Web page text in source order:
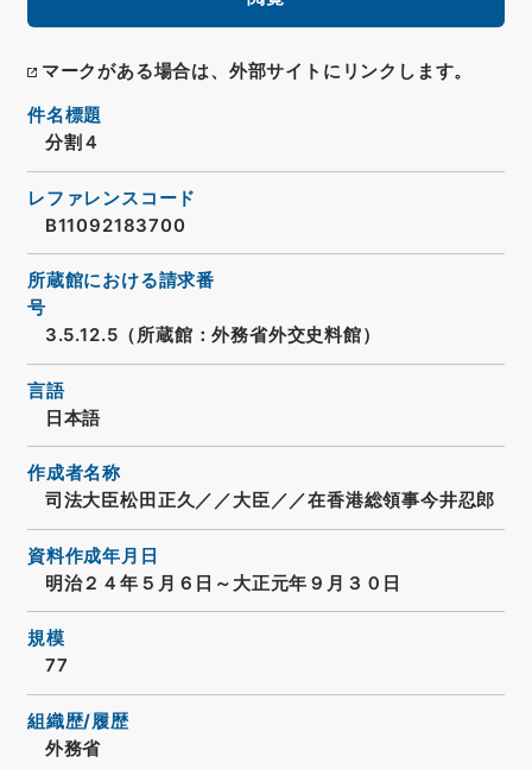
マークがある場合は、外部サイトにリンクします。
件名標題
分割４
レファレンスコード
B11092183700
所蔵館における請求番
号
3.5.12.5（所蔵館：外務省外交史料館）
言語
日本語
作成者名称
司法大臣松田正久／／大臣／／在香港総領事今井忍郎
資料作成年月日
明治２４年５月６日～大正元年９月３０日
規模
77
組織歴/履歴
外務省